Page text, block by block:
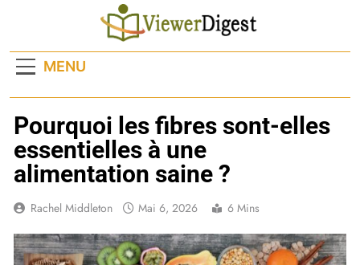
MENU
Pourquoi les fibres sont-elles
essentielles à une
alimentation saine ?
Rachel Middleton Mai 6, 2026 6 Mins